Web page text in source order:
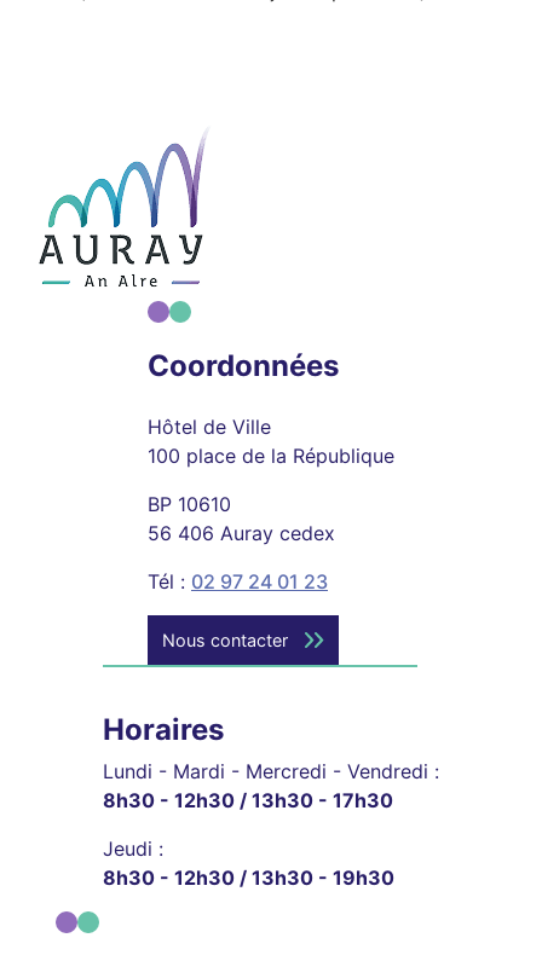
Coordonnées
Hôtel de Ville
100 place de la République
BP 10610
56 406 Auray cedex
Tél : 02 97 24 01 23
Nous contacter
Horaires
Lundi - Mardi - Mercredi - Vendredi :
8h30 - 12h30 / 13h30 - 17h30
Jeudi :
8h30 - 12h30 / 13h30 - 19h30